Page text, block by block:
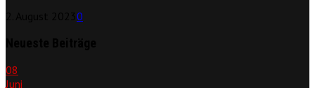
0
08
Juni